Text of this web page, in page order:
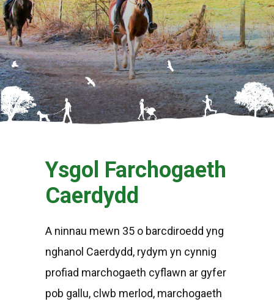
Ysgol Farchogaeth
Caerdydd
A ninnau mewn 35 o barcdiroedd yng
nghanol Caerdydd, rydym yn cynnig
profiad marchogaeth cyflawn ar gyfer
pob gallu, clwb merlod, marchogaeth